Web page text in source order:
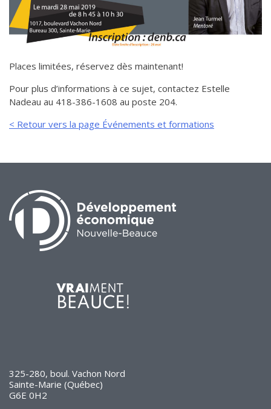
Places limitées, réservez dès maintenant!
Pour plus d’informations à ce sujet, contactez Estelle
Nadeau au 418-386-1608 au poste 204.
< Retour vers la page Événements et formations
325-280, boul. Vachon Nord
Sainte-Marie (Québec)
G6E 0H2